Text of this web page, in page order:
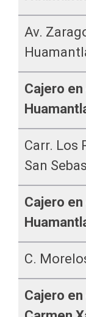
Av.
Cajero
Carr. Los
San
Cajero
C.
Cajero en